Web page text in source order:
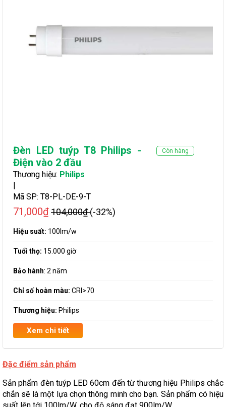
Đèn LED tuýp T8 Philips -
Điện vào 2 đầu
Còn hàng
Thương hiệu: Philips
|
Mã SP: T8-PL-DE-9-T
71,000₫104,000₫(-32%)
Hiệu suất: 100lm/w
Tuổi thọ: 15.000 giờ
Bảo hành: 2 năm
Chỉ số hoàn màu: CRI>70
Thương hiệu: Philips
Xem chi tiết
Đặc điểm sản phẩm
Sản phẩm đèn tuýp LED 60cm đến từ thương hiệu Philips chắc
chắn sẽ là một lựa chọn thông minh cho bạn. Sản phẩm có hiệu